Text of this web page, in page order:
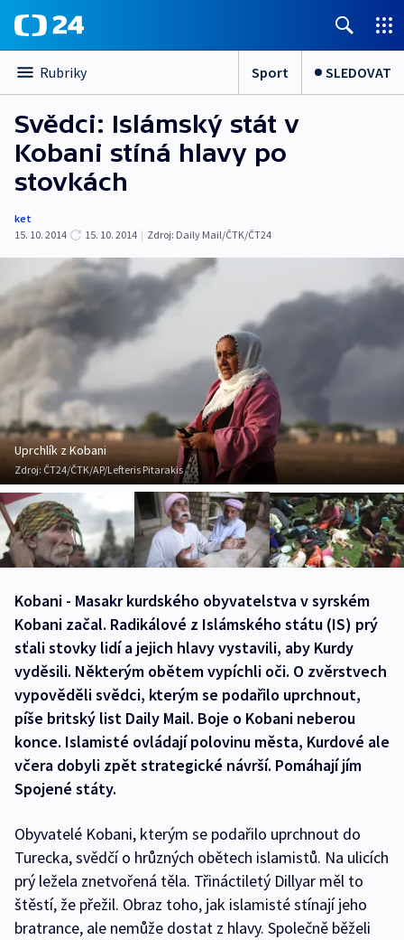
Rubriky Sport SLEDOVAT
Svědci: Islámský stát v
Kobani stíná hlavy po
stovkách
ket
15. 10. 2014
15. 10. 2014 | Zdroj: Daily Mail/ČTK/ČT24
Uprchlík z Kobani
Zdroj: ČT24/ČTK/AP/Lefteris Pitarakis
Kobani - Masakr kurdského obyvatelstva v syrském
Kobani začal. Radikálové z Islámského státu (IS) prý
sťali stovky lidí a jejich hlavy vystavili, aby Kurdy
vyděsili. Některým obětem vypíchli oči. O zvěrstvech
vypověděli svědci, kterým se podařilo uprchnout,
píše britský list Daily Mail. Boje o Kobani neberou
konce. Islamisté ovládají polovinu města, Kurdové ale
včera dobyli zpět strategické návrší. Pomáhají jím
Spojené státy.
Obyvatelé Kobani, kterým se podařilo uprchnout do
Turecka, svědčí o hrůzných obětech islamistů. Na ulicích
prý ležela znetvořená těla. Třináctiletý Dillyar měl to
štěstí, že přežil. Obraz toho, jak islamisté stínají jeho
bratrance, ale nemůže dostat z hlavy. Společně běželi